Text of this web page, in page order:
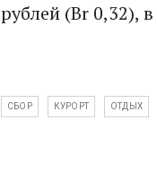
рублей (Br 0,32),
СБОР КУРОРТ ОТДЫХ